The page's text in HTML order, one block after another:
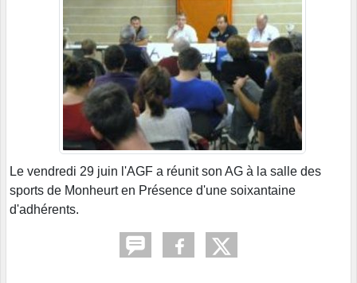
Le vendredi 29 juin l'AGF a réunit son AG à la salle des
sports de Monheurt en Présence d'une soixantaine
d'adhérents.